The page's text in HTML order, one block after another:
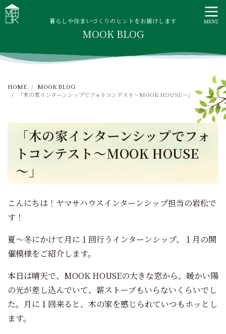
t
MOOK HOUSE ムックハウス
MOOK HOUSEはかごしま素材で建てる木の住まい。自然を
感じる四季に合わせた暮らし、家族がずっと住み継げる暮ら
暮らしや住まいづくりのヒントをお届けします
MOOK BLOG
HOME
MOOK BLOG
「木の家インターンシップでフォトコンテスト～MOOK HOUSE～」
「木の家インターンシップでフォ
トコンテスト～MOOK HOUSE
～」
こんにちは！ヤマサハウスインターンシップ担当の岩松で
す！
夏～冬にかけて月に１回行うインターンシップ、１月の開
催模様をご紹介します。
本日は晴天で、MOOK HOUSEの大きな窓から、暖かい陽
の光が差し込んでいて、薪ストーブもいらないくらいでし
た。月に１回来ると、木の家を感じられていつもホッとし
ます。